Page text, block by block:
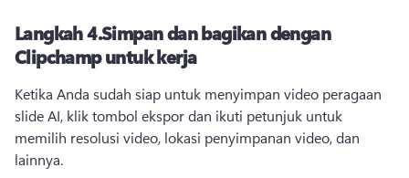
Langkah 4.Simpan dan bagikan dengan
Clipchamp untuk kerja
Ketika Anda sudah siap untuk menyimpan video peragaan
slide AI, klik tombol ekspor dan ikuti petunjuk untuk
memilih resolusi video, lokasi penyimpanan video, dan
lainnya.